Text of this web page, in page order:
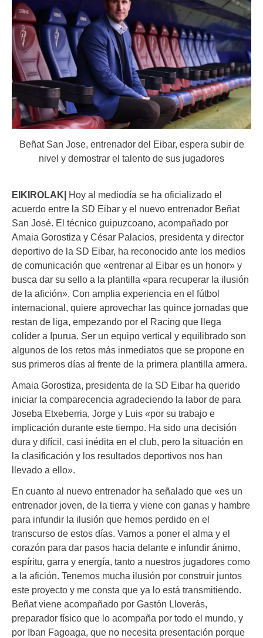
Beñat San Jose, entrenador del Eibar, espera subir de
nivel y demostrar el talento de sus jugadores
EIKIROLAK| Hoy al mediodía se ha oficializado el
acuerdo entre la SD Eibar y el nuevo entrenador Beñat
San José. El técnico guipuzcoano, acompañado por
Amaia Gorostiza y César Palacios, presidenta y director
deportivo de la SD Eibar, ha reconocido ante los medios
de comunicación que «entrenar al Eibar es un honor» y
busca dar su sello a la plantilla «para recuperar la ilusión
de la afición». Con amplia experiencia en el fútbol
internacional, quiere aprovechar las quince jornadas que
restan de liga, empezando por el Racing que llega
colíder a Ipurua. Ser un equipo vertical y equilibrado son
algunos de los retos más inmediatos que se propone en
sus primeros días al frente de la primera plantilla armera.
Amaia Gorostiza, presidenta de la SD Eibar ha querido
iniciar la comparecencia agradeciendo la labor de para
Joseba Etxeberria, Jorge y Luis «por su trabajo e
implicación durante este tiempo. Ha sido una decisión
dura y difícil, casi inédita en el club, pero la situación en
la clasificación y los resultados deportivos nos han
llevado a ello».
En cuanto al nuevo entrenador ha señalado que «es un
entrenador joven, de la tierra y viene con ganas y hambre
para infundir la ilusión que hemos perdido en el
transcurso de estos días. Vamos a poner el alma y el
corazón para dar pasos hacia delante e infundir ánimo,
espíritu, garra y energía, tanto a nuestros jugadores como
a la afición. Tenemos mucha ilusión por construir juntos
este proyecto y me consta que ya lo está transmitiendo.
Beñat viene acompañado por Gastón Lloverás,
preparador físico que lo acompaña por todo el mundo, y
por Iban Fagoaga, que no necesita presentación porque